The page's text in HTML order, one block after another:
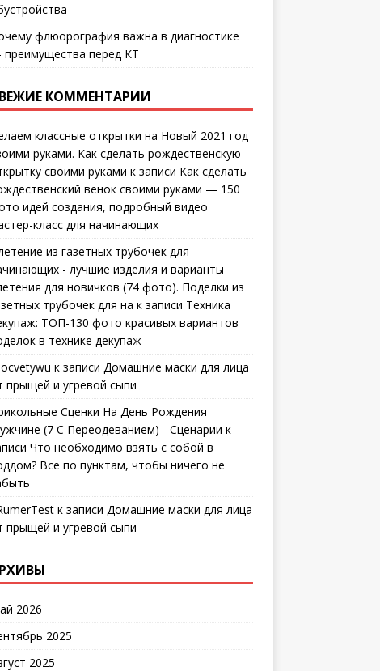
флюорография важна в диагностике
перед КТ
КОММЕНТАРИИ
классные открытки на Новый 2021 год
руками. Как сделать рождественскую
своими руками к записи Как сделать
венок своими руками — 150
идей создания, подробный видео
класс для начинающих
из газетных трубочек для
- лучшие изделия и варианты
для новичков (74 фото). Поделки из
трубочек для на к записи Техника
ТОП-130 фото красивых вариантов
в технике декупаж
к записи Домашние маски для лица
прыщей и угревой сыпи
Сценки На День Рождения
(7 С Переодеванием) - Сценарии к
Что необходимо взять с собой в
Все по пунктам, чтобы ничего не
к записи Домашние маски для лица
прыщей и угревой сыпи
2026
2025
2025